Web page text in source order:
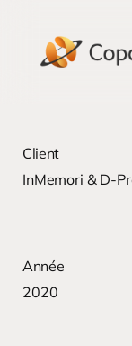
Client
InMemori & D-
Année
2020